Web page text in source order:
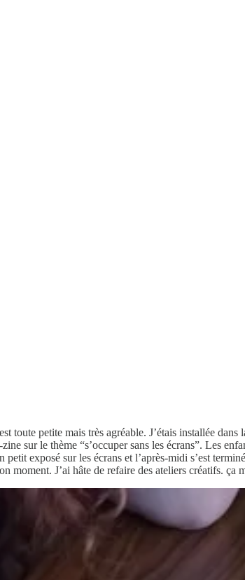
petite mais très agréable. J’étais installée
sur le thème “s’occuper sans les écrans”. Les
exposé sur les écrans et l’après-midi s’est
moment. J’ai hâte de refaire des ateliers créatifs. ça